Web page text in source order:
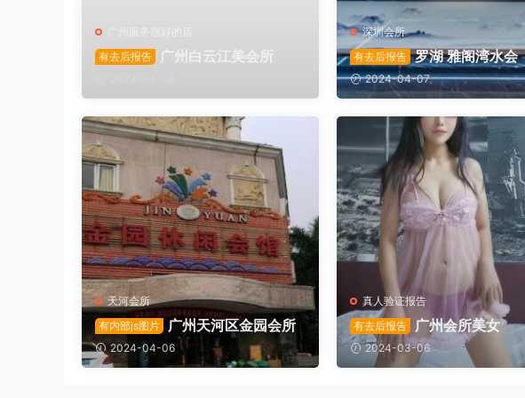
有去后报告
广州白云江美会所
深圳会所
有去后报告 罗湖 雅阁湾水会
2024-04-07
天河会所
有内部js图片
广州天河区金园会所
2024-04-06
真人验证报告
有去后报告
广州会所美女
2024-03-06